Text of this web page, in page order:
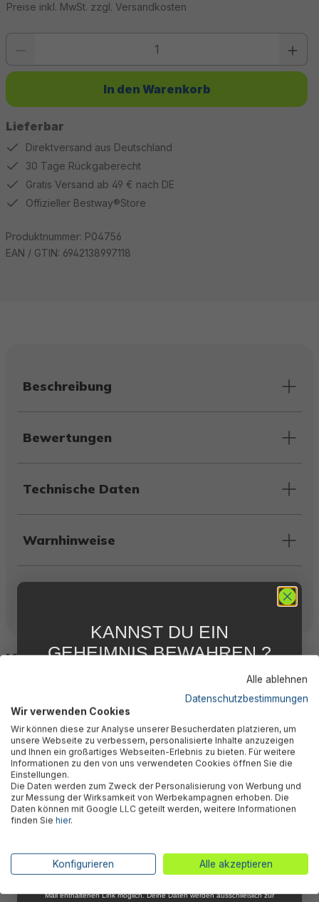
Preise inkl. MwSt. zzgl. Versandkosten
Lieferbar
Produkt Anzahl: Gib den gewünschten Wert ein oder benutze die
In den Warenkorb
Direktversand aus Deutschland
30 Tage Rückgaberecht
Gratis Versand ab 49 € nach DE
Offizieller Bestway®Store
Produktnummer: P04756
EAN / GTIN: 6942138997118
Beschreibung
Bewertungen
Technische Daten
Warnhinweise
Kunden kauften auch
System
Alle ablehnen
Datenschutzbestimmungen
Wir verwenden Cookies
Wir können diese zur Analyse unserer Besucherdaten platzieren, um
unsere Webseite zu verbessern, personalisierte Inhalte anzuzeigen
und Ihnen ein großartiges Webseiten-Erlebnis zu bieten. Für weitere
Informationen zu den von uns verwendeten Cookies öffnen Sie die
Einstellungen.
Die Daten werden zum Zweck der Personalisierung von Werbung und
zur Messung der Wirksamkeit von Werbekampagnen erhoben. Die
Daten können mit Google LLC geteilt werden, weitere Informationen
finden Sie hier.
Konfigurieren Alle akzeptieren
KANNST DU EIN
GEHEIMNIS BEWAHREN ?
FÜR DICH
Abonniere jetzt unseren kostenlosen
Newsletter, verpasse keine Neuigkeiten und
Aktionen mehr und sichere Dir 5 %
Willkommensrabatt auf nicht reduzierte Ware
bei Deiner ersten Bestellung !*
Email
*Mit der Anmeldung zum Newsletter stimmst du zu, regelmäßig per E-
Mail über aktuelle Angebote, Aktionen und Produktneuheiten
Mail enthaltenen Link möglich. Deine Daten werden ausschließlich zur